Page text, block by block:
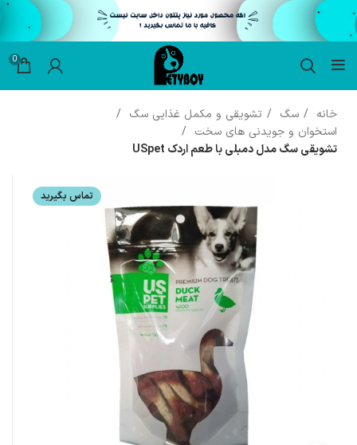
0
خانه سگ
تشویقی و مکمل غذایی سگ
استخوان و جویدنی های سخت
تشویقی سگ مدل دمبلی با طعم اردک USpet
تماس بگیرید